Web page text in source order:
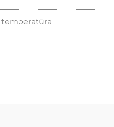
temperatūra